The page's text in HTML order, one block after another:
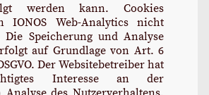
werden kann. Cookies
IONOS Web-Analytics nicht
Die Speicherung und Analyse
auf Grundlage von Art. 6
Der Websitebetreiber hat
Interesse an der